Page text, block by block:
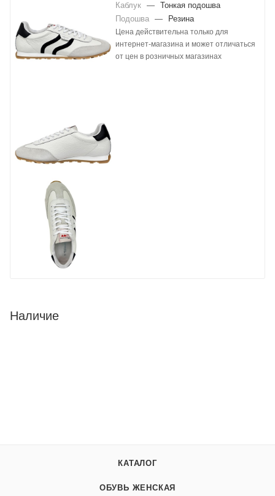
Каблук —
Тонкая подошва
Подошва — Резина
Цена действительна только для
интернет-магазина и может отличаться
от цен в розничных магазинах
Наличие
КАТАЛОГ
ОБУВЬ ЖЕНСКАЯ